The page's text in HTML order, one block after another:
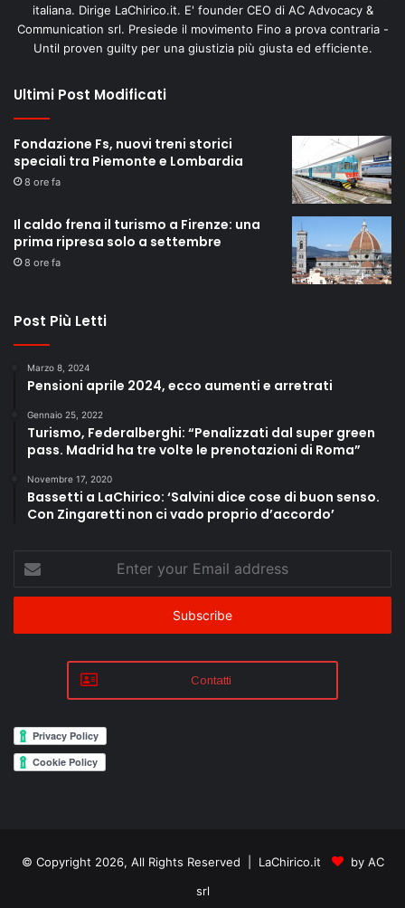
italiana. Dirige LaChirico.it. E' founder CEO di AC Advocacy &
Communication srl. Presiede il movimento Fino a prova contraria -
Until proven guilty per una giustizia più giusta ed efficiente.
Ultimi Post Modificati
Fondazione Fs, nuovi treni storici
speciali tra Piemonte e Lombardia
8 ore fa
Il caldo frena il turismo a Firenze: una
prima ripresa solo a settembre
8 ore fa
Post Più Letti
Marzo 8, 2024
Pensioni aprile 2024, ecco aumenti e arretrati
Gennaio 25, 2022
Turismo, Federalberghi: “Penalizzati dal super green
pass. Madrid ha tre volte le prenotazioni di Roma”
Novembre 17, 2020
Bassetti a LaChirico: ‘Salvini dice cose di buon senso.
Con Zingaretti non ci vado proprio d’accordo’
your
Email
Contatti
© Copyright 2026, All Rights Reserved | LaChirico.it
by AC
srl